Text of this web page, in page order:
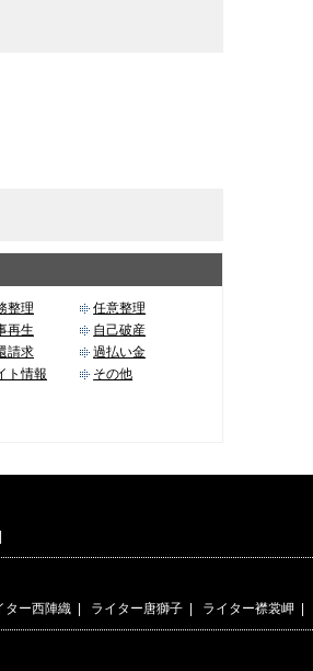
整理
任意整理
再生
自己破産
請求
過払い金
ト情報
その他
|
ター西陣織 | ライター唐獅子 | ライター襟裳岬 |